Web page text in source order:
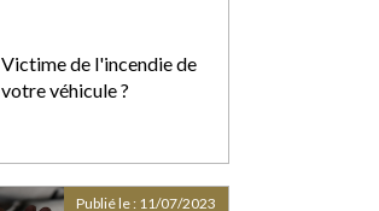
Victime de l'incendie de
votre véhicule ?
Publié le : 11/07/2023